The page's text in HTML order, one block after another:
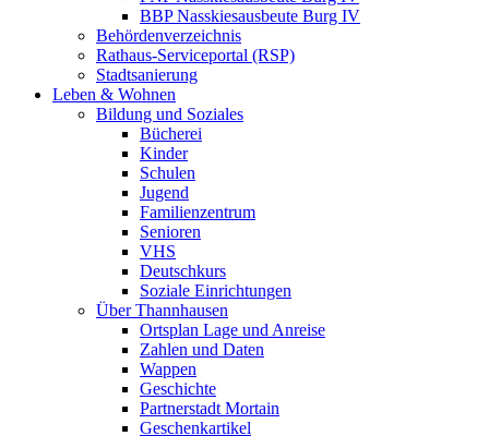
BBP Nasskiesausbeute Burg IV
Behördenverzeichnis
Rathaus-Serviceportal (RSP)
Stadtsanierung
Leben & Wohnen
Bildung und Soziales
Bücherei
Kinder
Schulen
Jugend
Familienzentrum
Senioren
VHS
Deutschkurs
Soziale Einrichtungen
Über Thannhausen
Ortsplan Lage und Anreise
Zahlen und Daten
Wappen
Geschichte
Partnerstadt Mortain
Geschenkartikel